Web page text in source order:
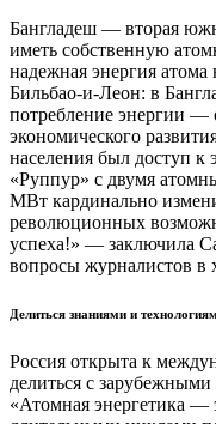
Бангладеш — вторая
иметь собственную
надежная энергия атома
Бильбао-и-Леон: в
потребление энергии —
экономического
населения был доступ
«Руппур» с двумя
МВт кардинально
революционных
успеха!» — заключила
вопросы журналистов в
Делиться знаниями и
Россия открыта к
делиться с
«Атомная энергетика —